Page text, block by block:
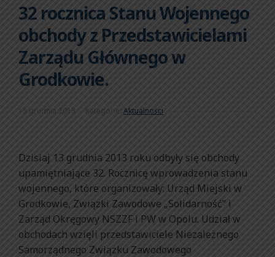
32 rocznica Stanu Wojennego
obchody z Przedstawicielami
Zarządu Głównego w
Grodkowie.
13 grudnia 2013 Kategorie: Aktualności
Dzisiaj 13 grudnia 2013 roku odbyły się obchody
upamiętniające 32. Rocznicę wprowadzenia stanu
wojennego, które organizowały: Urząd Miejski w
Grodkowie, Związki Zawodowe „Solidarność” i
Zarząd Okręgowy NSZZF i PW w Opolu. Udział w
obchodach wzięli przedstawiciele Niezależnego
Samorządnego Związku Zawodowego